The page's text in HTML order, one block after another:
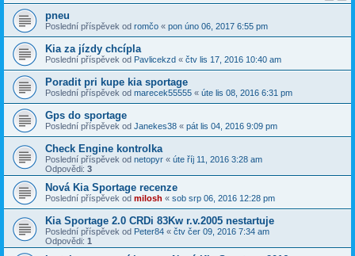
pneu
Poslední příspěvek od romčo « pon úno 06, 2017 6:55 pm
Kia za jízdy chcípla
Poslední příspěvek od Pavlicekzd « čtv lis 17, 2016 10:40 am
Poradit pri kupe kia sportage
Poslední příspěvek od marecek55555 « úte lis 08, 2016 6:31 pm
Gps do sportage
Poslední příspěvek od Janekes38 « pát lis 04, 2016 9:09 pm
Check Engine kontrolka
Poslední příspěvek od netopyr « úte říj 11, 2016 3:28 am
Odpovědi: 3
Nová Kia Sportage recenze
Poslední příspěvek od milosh « sob srp 06, 2016 12:28 pm
Kia Sportage 2.0 CRDi 83Kw r.v.2005 nestartuje
Poslední příspěvek od Peter84 « čtv čer 09, 2016 7:34 am
Odpovědi: 1